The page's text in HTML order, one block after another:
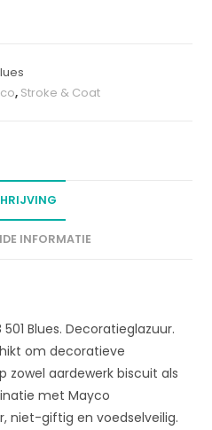
, Stroke & Coat
INFORMATIE
Blues. Decoratieglazuur.
om decoratieve
aardewerk biscuit als
met Mayco
niet-giftig en voedselveilig.